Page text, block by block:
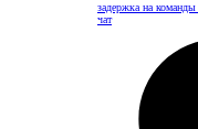
задержка на команды
чат